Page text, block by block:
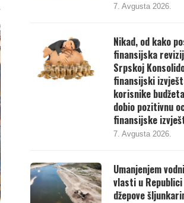
7. Avgusta 2026.
Nikad, od kako
finansijska
Srpskoj
finansijski
korisnike
dobio pozitivnu
finansijske
7. Avgusta 2026.
Umanjenjem
vlasti u
džepove